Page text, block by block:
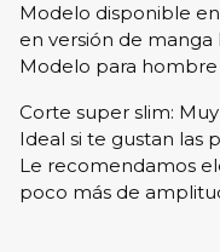
Modelo disponible
en versión de manga
Modelo para hombre
Corte super slim:
Ideal si te gustan las
Le recomendamos
poco más de